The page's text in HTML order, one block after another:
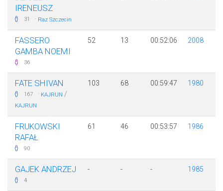
IRENEUSZ
31 · Raz Szczecin
FASSERO
GAMBA NOEMI
36
52 13 00:52:06 2008
FATE SHIVAN
167 · KAJRUN /
KAJRUN
103 68 00:59:47 1980
FRUKOWSKI
RAFAŁ
90
61 46 00:53:57 1986
GAJEK ANDRZEJ
4
- - - 1985